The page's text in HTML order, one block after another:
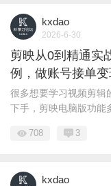
kxdao
2026-6-30
剪映从0到精通实
例，做账号接单
很多想要学习视频剪辑
下手，剪映电脑版功能
708 3
kxdao